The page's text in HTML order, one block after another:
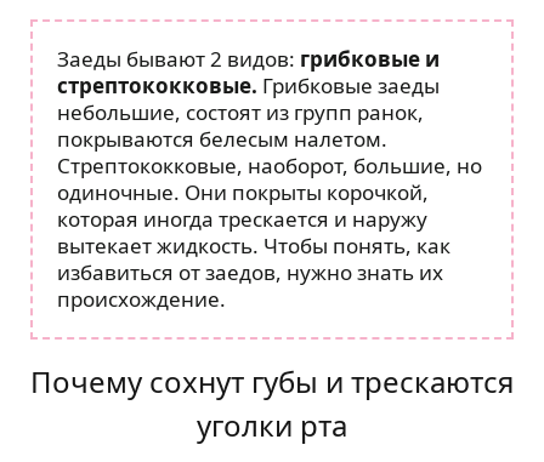
Заеды бывают 2 видов: грибковые и
стрептококковые. Грибковые заеды
небольшие, состоят из групп ранок,
покрываются белесым налетом.
Стрептококковые, наоборот, большие, но
одиночные. Они покрыты корочкой,
которая иногда трескается и наружу
вытекает жидкость. Чтобы понять, как
избавиться от заедов, нужно знать их
происхождение.
Почему сохнут губы и трескаются
уголки рта